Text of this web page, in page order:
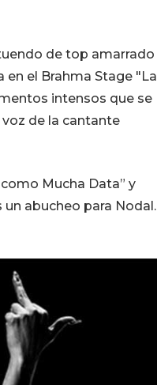
de top amarrado
en el Brahma Stage "La
intensos que se
de la cantante
Mucha Data” y
un abucheo para Nodal.